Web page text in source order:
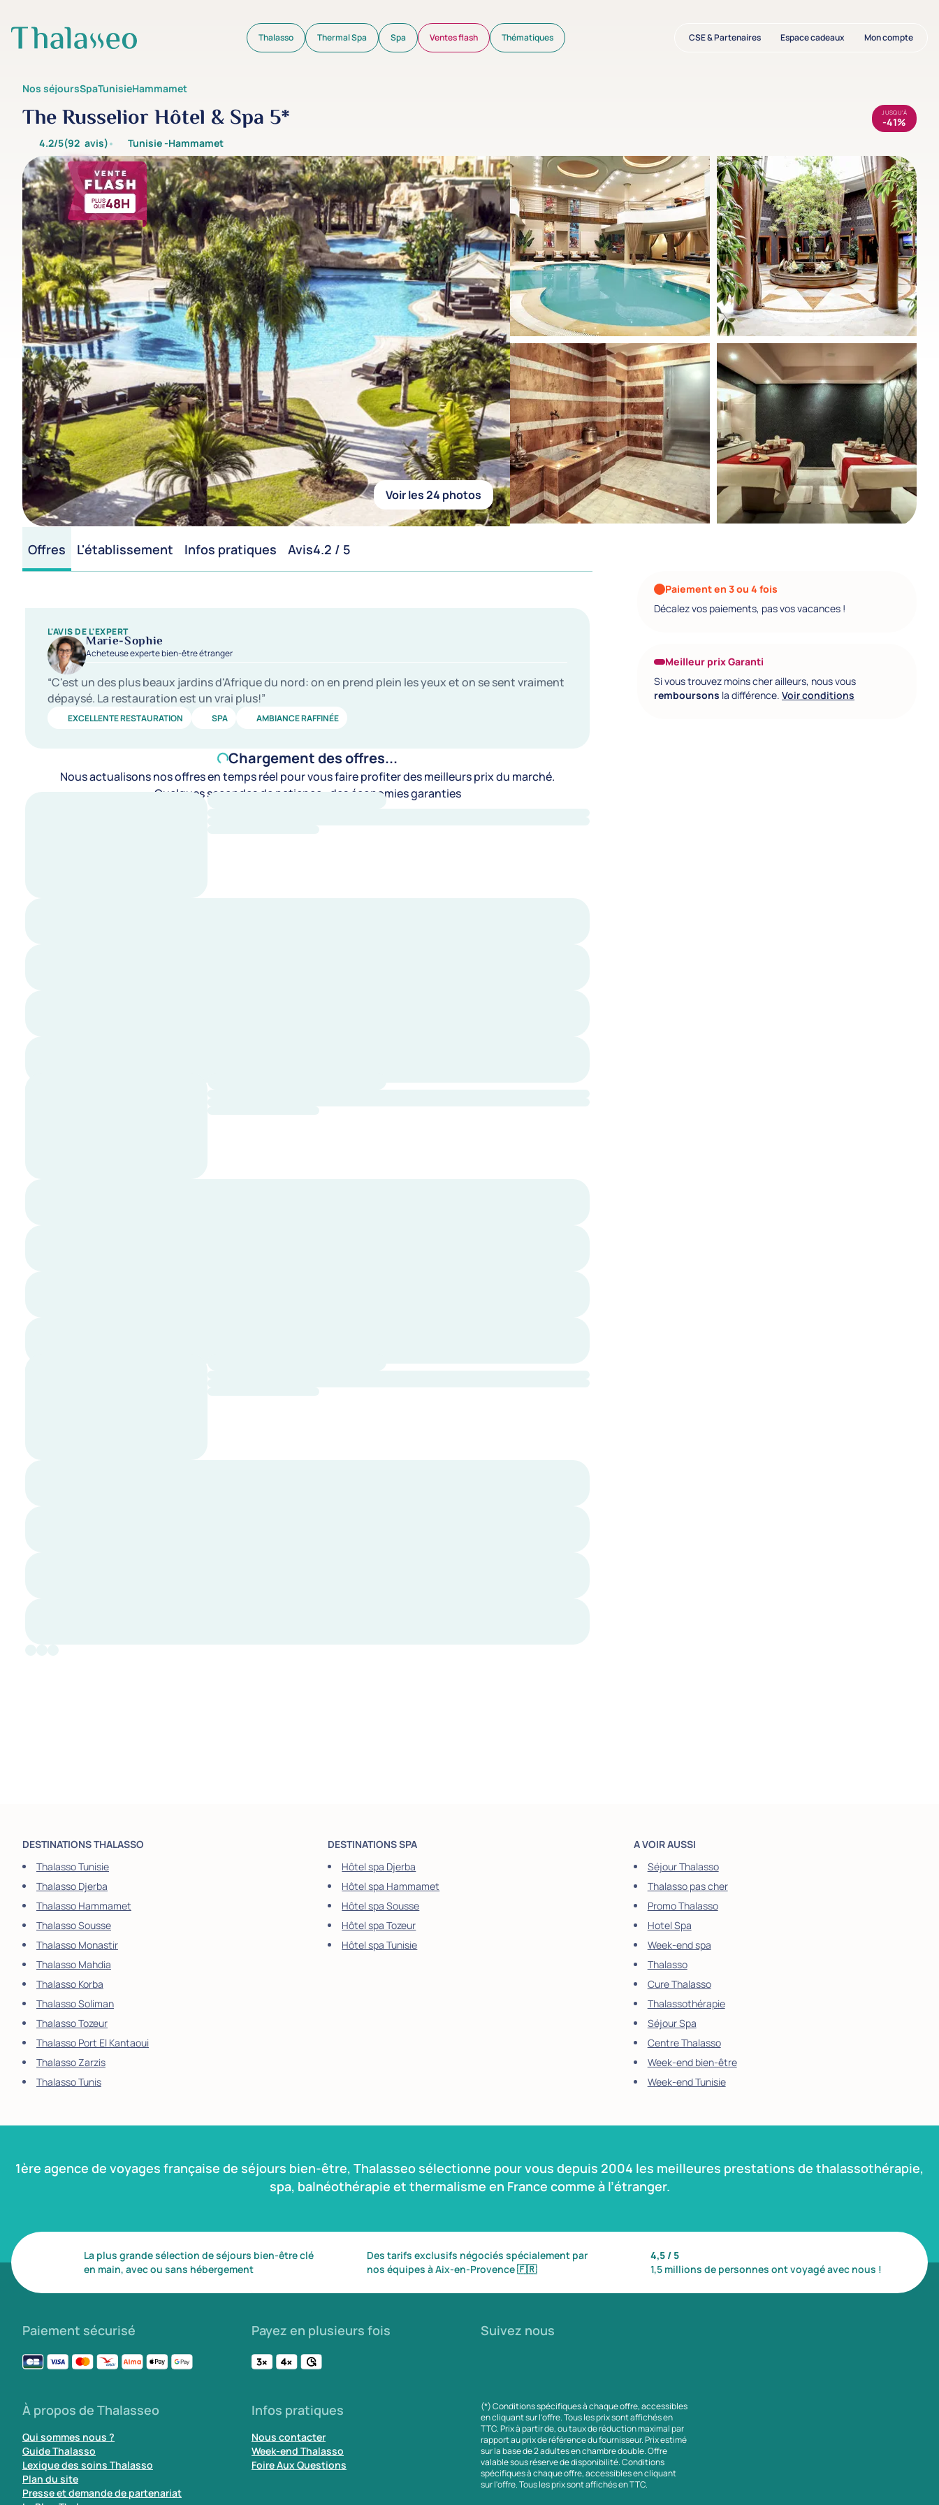
Aller au contenu principal Thalasso Thermal Spa Spa Ventes flash Thématiques CSE & Partenaires Espace cadeaux Mon compte
Nos séjours Spa Tunisie Hammamet
The Russelior Hôtel & Spa 5* JUSQU'À
-41%
4.2/5(92 avis) Tunisie -Hammamet
PLUS
QUE48H
Voir les 24 photos
Offres L'établissement Infos pratiques Avis4.2 / 5
L'AVIS DE L'EXPERT
Marie-Sophie
Acheteuse experte bien-être étranger
“C'est un des plus beaux jardins d'Afrique du nord: on en prend plein les yeux et on se sent vraiment
dépaysé. La restauration est un vrai plus!”
EXCELLENTE RESTAURATION SPA AMBIANCE RAFFINÉE
Chargement des offres...
Nous actualisons nos offres en temps réel pour vous faire profiter des meilleurs prix du marché.
Quelques secondes de patience : des économies garanties
Paiement en 3 ou 4 fois
Décalez vos paiements, pas vos vacances !
Meilleur prix Garanti
Si vous trouvez moins cher ailleurs, nous vous
remboursons la différence. Voir conditions
DESTINATIONS THALASSO
Thalasso Tunisie
Thalasso Djerba
Thalasso Hammamet
Thalasso Sousse
Thalasso Monastir
Thalasso Mahdia
Thalasso Korba
Thalasso Soliman
Thalasso Tozeur
Thalasso Port El Kantaoui
Thalasso Zarzis
Thalasso Tunis
DESTINATIONS SPA
Hôtel spa Djerba
Hôtel spa Hammamet
Hôtel spa Sousse
Hôtel spa Tozeur
Hôtel spa Tunisie
A VOIR AUSSI
Séjour Thalasso
Thalasso pas cher
Promo Thalasso
Hotel Spa
Week-end spa
Thalasso
Cure Thalasso
Thalassothérapie
Séjour Spa
Centre Thalasso
Week-end bien-être
Week-end Tunisie
1ère agence de voyages française de séjours bien-être, Thalasseo sélectionne pour vous depuis 2004 les meilleures prestations de thalassothérapie,
spa, balnéothérapie et thermalisme en France comme à l’étranger.
La plus grande sélection de séjours bien-être clé
en main, avec ou sans hébergement
Des tarifs exclusifs négociés spécialement par
nos équipes à Aix-en-Provence🇫🇷
4,5 / 5
1,5 millions de personnes ont voyagé avec nous !
Paiement sécurisé Payez en plusieurs fois Suivez nous
À propos de Thalasseo
Qui sommes nous ?
Guide Thalasso
Lexique des soins Thalasso
Plan du site
Presse et demande de partenariat
Infos pratiques
Nous contacter
Week-end Thalasso
Foire Aux Questions
(*) Conditions spécifiques à chaque offre, accessibles
en cliquant sur l'offre. Tous les prix sont affichés en
TTC. Prix à partir de, ou taux de réduction maximal par
rapport au prix de référence du fournisseur. Prix estimé
sur la base de 2 adultes en chambre double. Offre
valable sous réserve de disponibilité. Conditions
spécifiques à chaque offre, accessibles en cliquant
sur l'offre. Tous les prix sont affichés en TTC.